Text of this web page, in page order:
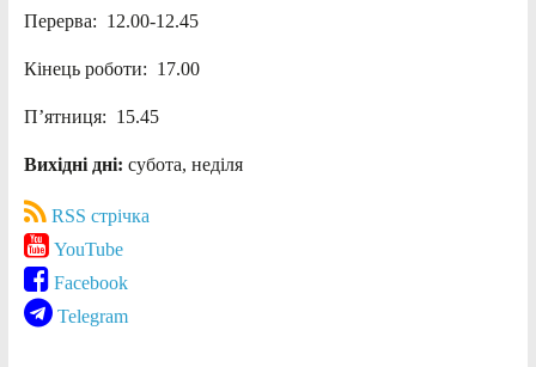
Перерва: 12.00-12.45
Кінець роботи: 17.00
П’ятниця: 15.45
Вихідні дні: субота, неділя
RSS стрічка
YouTube
Facebook
Telegram